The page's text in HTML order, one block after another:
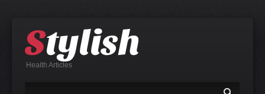
Health Articles